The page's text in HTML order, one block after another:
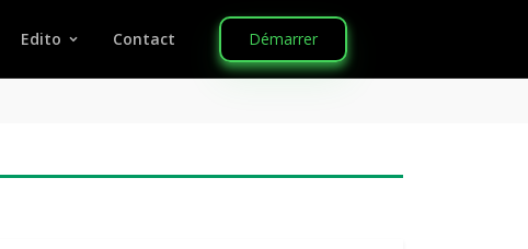
Edito Contact Démarrer